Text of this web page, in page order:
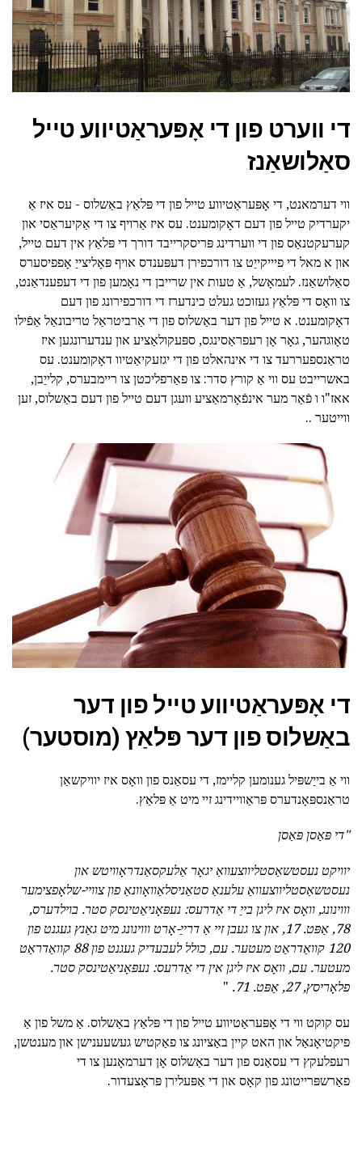
די ווערט פון די אָפּעראַטיווע טייל
סאַלושאַנז
ווי דערמאנט, די אָפּעראַטיווע טייל פון די פּלאַץ באַשלוס - עס איז אַ
יקערדיק טייל פון דעם דאָקומענט. עס איז אַרויף צו די אַקיעראַסי און
קערעקטנאַס פון די ווערדינג פּריסקרייבד דורך די פּלאַץ אין דעם טייל,
און א מאל די פיייקייַט צו דורכפירן דעפּענדס אויף פּאָליצייַ אָפפיסערס
סאַלושאַנז. לעמאָשל, אַ טעות אין שרייבן די נאָמען פון די דעפענדאַנט,
צו וואָס די פּלאַץ געזוכט געלט כינדערז די דורכפירונג פון דעם
דאָקומענט. א טייל פון דער באַשלוס פון די אַרביטראַל טריבונאַל אַפֿילו
טאָוגהער, גאָר אָן רעפראַסינגס, ספּעקולאַציע און ענדערונגען איז
טראַנספעררעד צו די אינהאלט פון די יגזעקיאַטיוו דאָקומענט. עס
באשרייבט עס ווי אַ קורץ סדר: צו פאַרפליכטן צו ריימבערס, קלייַבן,
אאז"ו ו פֿאַר מער אינפֿאָרמאַציע וועגן דעם טייל פון דעם באַשלוס, זען
ווייטער ..
די אָפּעראַטיווע טייל פון דער
באַשלוס פון דער פּלאַץ (מוסטער)
ווי אַ בייַשפּיל גענומען קליימז, די עסאַנס פון וואָס איז יוויקשאַן
טראַנספּאָנדערס פּראַוויידינג זיי מיט אַ פּלאַץ.
"די פּאַסן פּאַסן
יוויקט נעסטשאַסטליווצעוואַ יגאָר אַלעקסאַנדראָוויטש און
נעסטשאַסטליווצעוואַ עלענאַ סטאַניסלאַוואָוונאַ פון צוויי-שלאָפצימער
וווינונג, וואָס איז ליגן בייַ די אַדרעס: נעפּאָניאַטינסק סטר. בוילדערס,
78, אַפּט.
17, און צו געבן זיי אַ דרייַ-אָרט וווינונג מיט גאַנץ געגנט פון
120 קוואַדראַט מעטער.
עם, כולל לעבעדיק געגנט פון 88 קוואַדראַט
מעטער. עם, וואָס איז ליגן אין די אַדרעס: נעפּאָניאַטינסק סטר.
פלאָריסץ, 27, אַפּט.
71.
"
עס קוקט ווי די אָפּעראַטיווע טייל פון די פּלאַץ באַשלוס. אַ משל פון אַ
פיקטיאָנאַל און האט קיין באַציונג צו פאַקטיש געשעענישן און מענטשן,
רעפלעקץ די עסאַנס פון דער באַשלוס אָן דערמאָנען צו די
פאַרשפּרייטונג פון קאָס און די אַפּעלירן פּראָצעדור.